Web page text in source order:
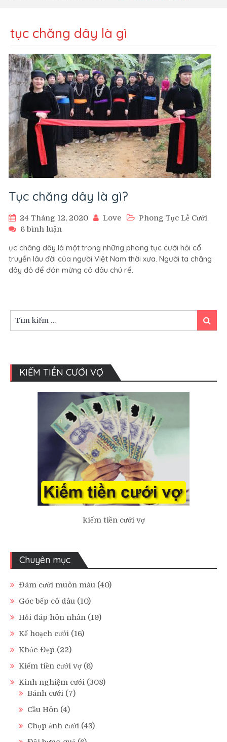
tục chăng dây là gì
Tục chăng dây là gì?
24 Tháng 12, 2020 Love
Phong Tục Lễ Cưới
6 bình luận
chăng
dây
là
ục chăng dây là một trong những phong tục cưới hỏi cổ
truyền lâu đời của người Việt Nam thời xưa. Người ta chăng
dây đỏ để đón mừng cô dâu chú rể.
kiếm:
Tìm
kiếm
KIẾM TIỀN CƯỚI VỢ
kiếm tiền cưới vợ
Chuyên mục
Đám cưới muôn màu (40)
Góc bếp cô dâu (10)
Hỏi đáp hôn nhân (19)
Kế hoạch cưới (16)
Khỏe Đẹp (22)
Kiếm tiền cưới vợ (6)
Kinh nghiệm cưới (308)
Bánh cưới (7)
Cầu Hôn (4)
Chụp ảnh cưới (43)